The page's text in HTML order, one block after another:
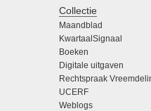
Collectie
Maandblad
KwartaalSignaal
Boeken
Digitale uitgaven
Rechtspraak
UCERF
Weblogs